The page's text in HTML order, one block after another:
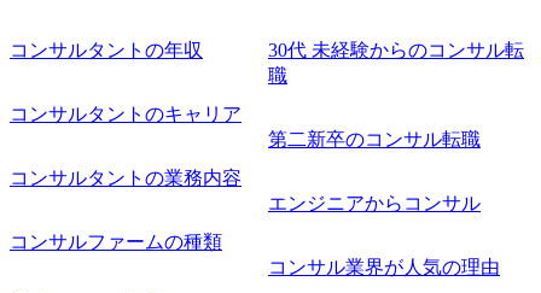
コンサルタントの年収
コンサルタントのキャリア
コンサルタントの業務内容
コンサルファームの種類
30代 未経験からのコンサル転
職
第二新卒のコンサル転職
エンジニアからコンサル
コンサル業界が人気の理由